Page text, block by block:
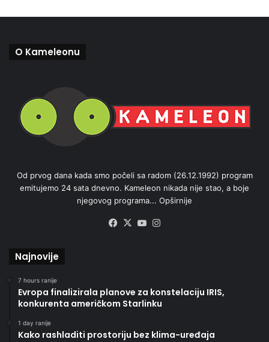
O Kameleonu
Od prvog dana kada smo počeli sa radom (26.12.1992) program
emitujemo 24 sata dnevno. Kameleon nikada nije stao, a boje
njegovog programa... Opširnije
Facebook
X YouTube
Najnovije
7 hours ranije
Evropa finalizirala planove za konstelaciju IRIS,
konkurenta američkom Starlinku
1 day ranije
Kako rashladiti prostoriju bez klima-uređaja